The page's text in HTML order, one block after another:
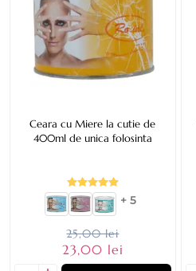
Ceara cu Miere la cutie de
400ml de unica folosinta
+ 5
25,00 lei
23,00 lei